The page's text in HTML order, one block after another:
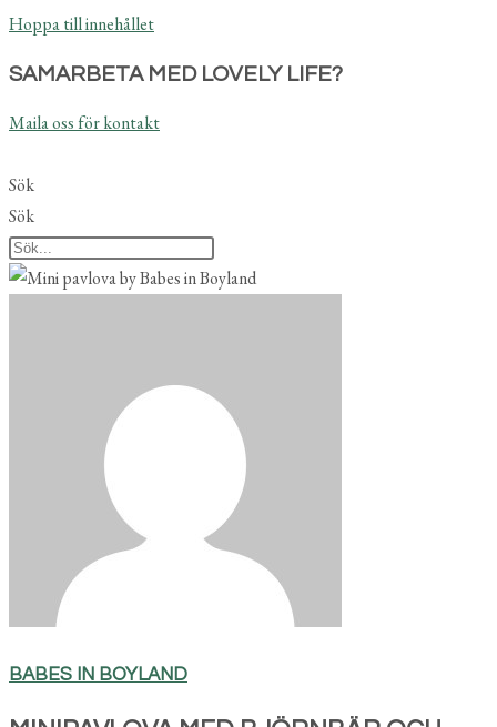
Hoppa till innehållet
SAMARBETA MED LOVELY LIFE?
Maila oss för kontakt
Sök
Sök
BABES IN BOYLAND